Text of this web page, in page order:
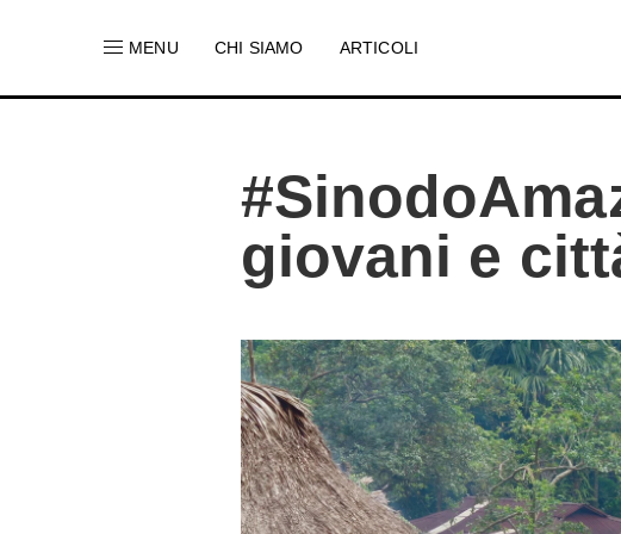
MENU CHI SIAMO ARTICOLI
giovani e